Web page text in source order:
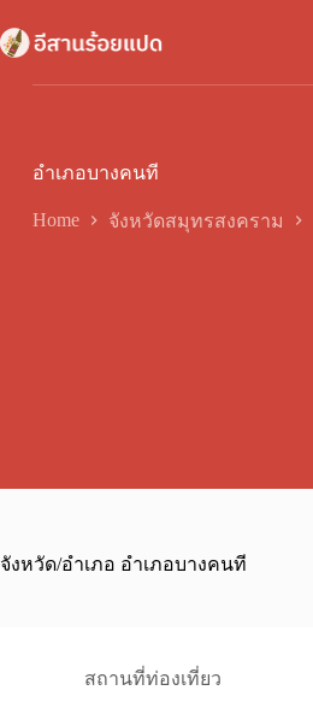
to
content
อำเภอบางคนที
Home จังหวัดสมุทรสงคราม
จังหวัด/อำเภอ อำเภอบางคนที
สถานที่ท่องเที่ยว